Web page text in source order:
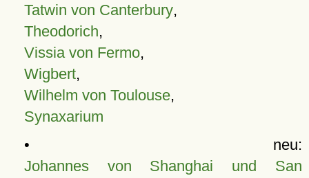
Tatwin von Canterbury,
Theodorich,
Vissia von Fermo,
Wigbert,
Wilhelm von Toulouse,
Synaxarium
• neu:
Johannes von Shanghai und San